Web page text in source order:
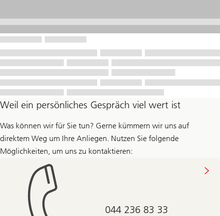
Weil ein persönliches Gespräch viel wert ist
Was können wir für Sie tun? Gerne kümmern wir uns auf
direktem Weg um Ihre Anliegen. Nutzen Sie folgende
Möglichkeiten, um uns zu kontaktieren:
044 236 83 33